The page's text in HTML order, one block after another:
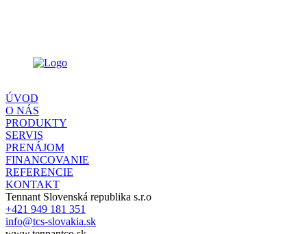
ÚVOD
O NÁS
PRODUKTY
SERVIS
PRENÁJOM
FINANCOVANIE
REFERENCIE
KONTAKT
Tennant Slovenská republika s.r.o
+421 949 181 351
info@tcs-slovakia.sk